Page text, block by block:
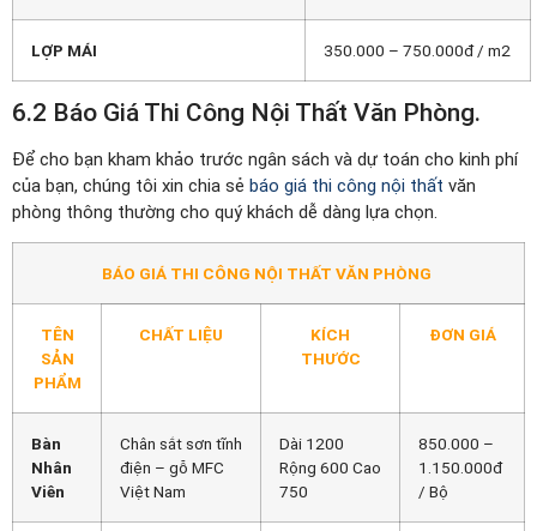
LỢP MÁI 350.000 – 750.000đ / m2
6.2 Báo Giá Thi Công Nội Thất Văn Phòng.
Để cho bạn kham khảo trước ngân sách và dự toán cho kinh phí
của bạn, chúng tôi xin chia sẻ báo giá thi công nội thất văn
phòng thông thường cho quý khách dễ dàng lựa chọn.
BÁO GIÁ THI CÔNG NỘI THẤT VĂN PHÒNG
TÊN
SẢN
PHẨM
CHẤT LIỆU
KÍCH
THƯỚC
ĐƠN GIÁ
Bàn
Nhân
Viên
Chân sắt sơn tĩnh
điện – gỗ MFC
Việt Nam
Dài 1200
Rộng 600 Cao
750
850.000 –
1.150.000đ
/ Bộ